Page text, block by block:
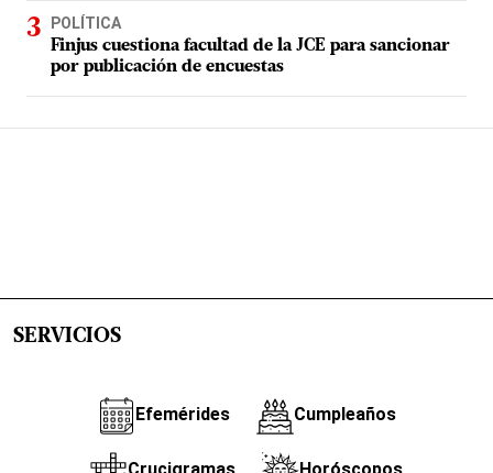
POLÍTICA
Finjus cuestiona facultad de la JCE para sancionar
por publicación de encuestas
SERVICIOS
Efemérides Cumpleaños